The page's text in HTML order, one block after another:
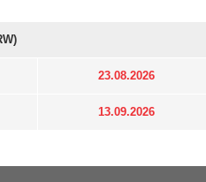
23.08.2026
13.09.2026